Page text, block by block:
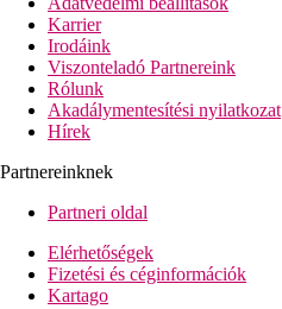
Karrier
Irodáink
Viszonteladó Partnereink
Rólunk
Akadálymentesítési nyilatkozat
Hírek
Partnereinknek
Partneri oldal
Elérhetőségek
Fizetési és céginformációk
Kartago